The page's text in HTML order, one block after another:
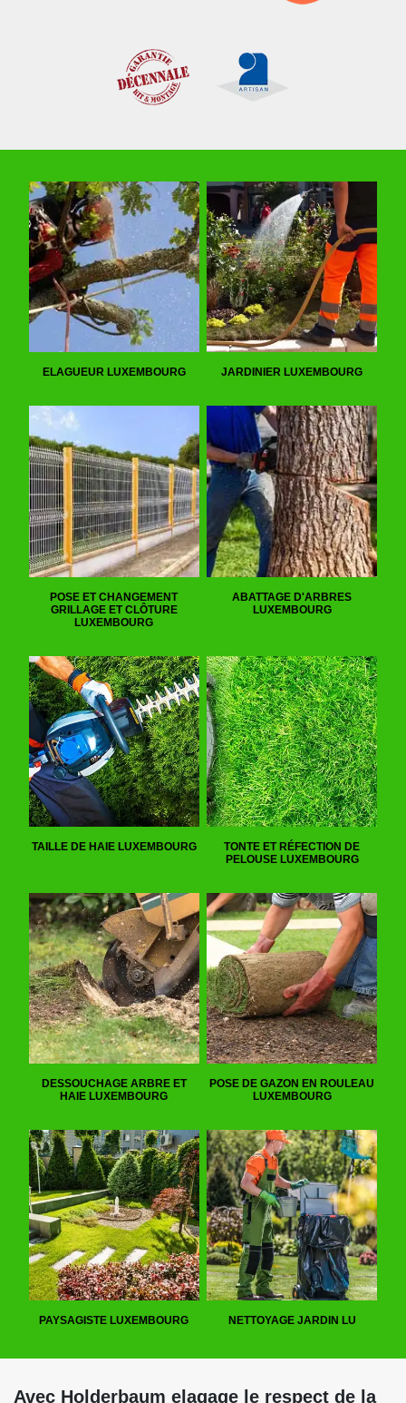
ELAGUEUR LUXEMBOURG JARDINIER LUXEMBOURG
POSE ET CHANGEMENT
GRILLAGE ET CLÔTURE
LUXEMBOURG
ABATTAGE D'ARBRES
LUXEMBOURG
TAILLE DE HAIE LUXEMBOURG
TONTE ET RÉFECTION DE
PELOUSE LUXEMBOURG
DESSOUCHAGE ARBRE ET
HAIE LUXEMBOURG
POSE DE GAZON EN ROULEAU
LUXEMBOURG
PAYSAGISTE LUXEMBOURG NETTOYAGE JARDIN LU
Avec Holderbaum elagage le respect de la